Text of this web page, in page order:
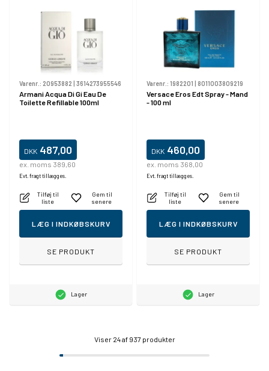
Varenr.: 20953882 | 3614273955546
Armani Acqua Di Gi Eau De
Toilette Refillable 100ml
DKK 487,00
ex. moms 389,60
Evt. fragt tillægges.
Tilføj til
liste
Gem til
senere
LÆG I INDKØBSKURV
SE PRODUKT
Lager
Varenr.: 1982201 | 8011003809219
Versace Eros Edt Spray - Mand
- 100 ml
DKK 460,00
ex. moms 368,00
Evt. fragt tillægges.
Tilføj til
liste
Gem til
senere
LÆG I INDKØBSKURV
SE PRODUKT
Lager
Viser 24af 937 produkter